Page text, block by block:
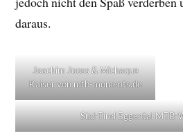
daraus.
Joachim Jooss & Michaque
Kaiser von mtb-moments.de
Süd-Tirol Eggental MTB-